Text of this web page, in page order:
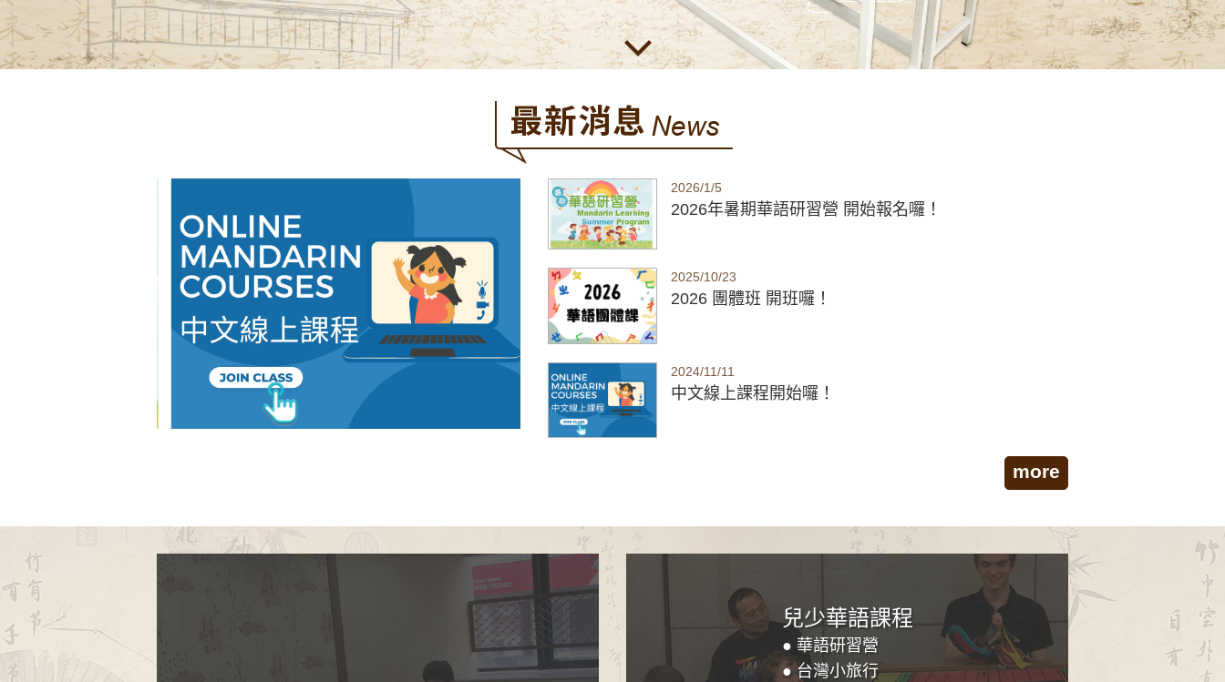
2026/1/5
2026年暑期華語研習營 開始報名囉！
2025/10/23
2026 團體班 開班囉！
2024/11/11
中文線上課程開始囉！
more
兒少華語課程
● 華語研習營
● 台灣小旅行